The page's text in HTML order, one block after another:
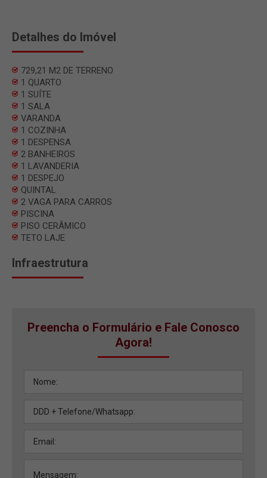
Detalhes do Imóvel
729,21 M2 DE TERRENO
1 QUARTO
1 SUÍTE
1 SALA
VARANDA
1 COZINHA
1 DESPENSA
2 BANHEIROS
1 LAVANDERIA
1 DESPEJO
QUINTAL
2 VAGA PARA CARROS
PISCINA
PISO CERÂMICO
TETO LAJE
Infraestrutura
Preencha o Formulário e Fale Conosco
Agora!